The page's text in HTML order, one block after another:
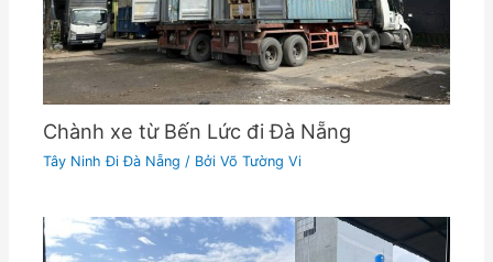
Chành xe từ Bến Lức đi Đà Nẵng
Tây Ninh Đi Đà Nẵng / BởiVõ Tường Vi